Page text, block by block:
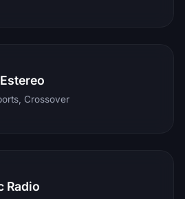
Crossover
Radio